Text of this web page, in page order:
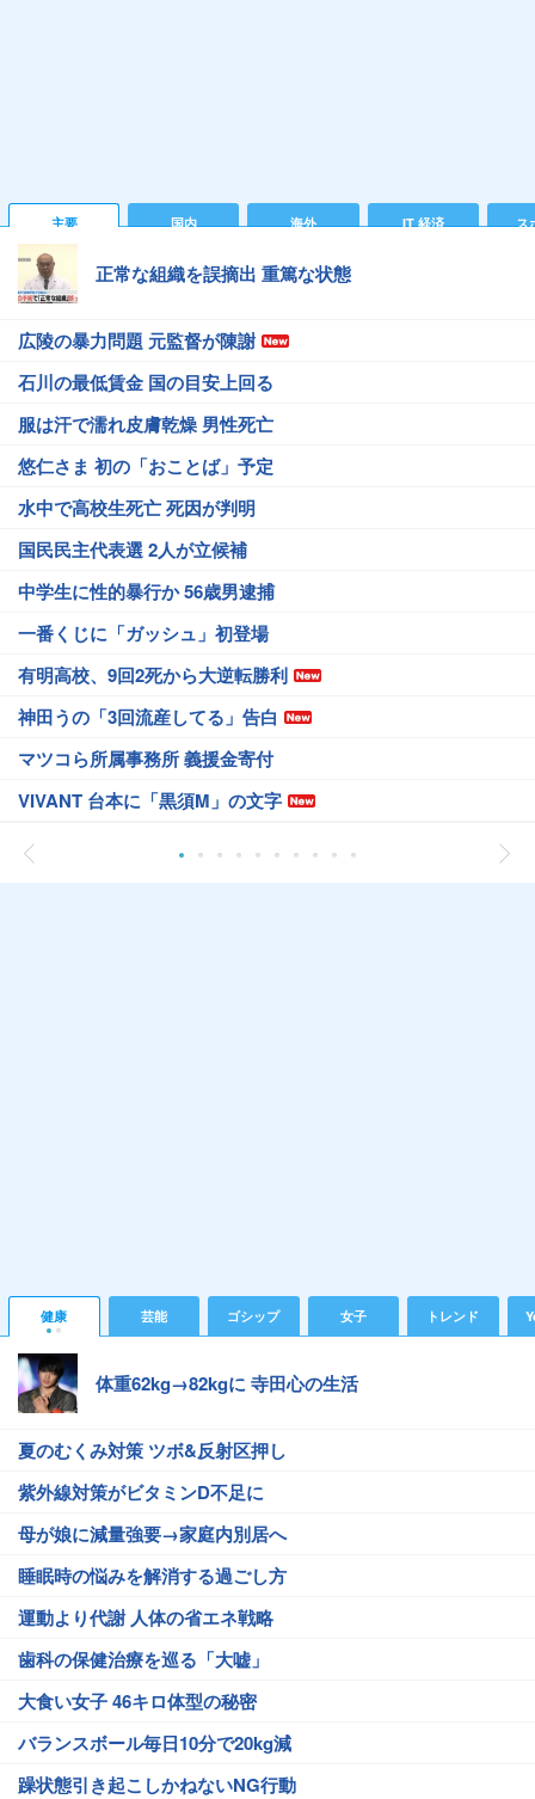
主要 国内 海外 IT 経済 ス
正常な組織を誤摘出 重篤な状態
広陵の暴力問題 元監督が陳謝
石川の最低賃金 国の目安上回る
服は汗で濡れ皮膚乾燥 男性死亡
悠仁さま 初の「おことば」予定
水中で高校生死亡 死因が判明
国民民主代表選 2人が立候補
中学生に性的暴行か 56歳男逮捕
一番くじに「ガッシュ」初登場
有明高校、9回2死から大逆転勝利
神田うの「3回流産してる」告白
マツコら所属事務所 義援金寄付
VIVANT 台本に「黒須M」の文字
健康 芸能 ゴシップ 女子 トレンド
体重62kg→82kgに 寺田心の生活
夏のむくみ対策 ツボ&反射区押し
紫外線対策がビタミンD不足に
母が娘に減量強要→家庭内別居へ
睡眠時の悩みを解消する過ごし方
運動より代謝 人体の省エネ戦略
歯科の保健治療を巡る「大嘘」
大食い女子 46キロ体型の秘密
バランスボール毎日10分で20kg減
躁状態引き起こしかねないNG行動